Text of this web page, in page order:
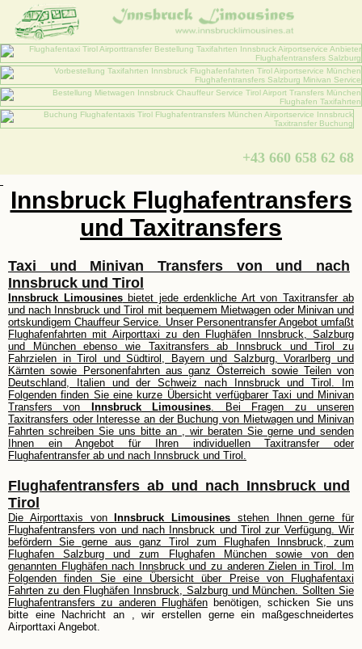
+43 660 658 62 68
Innsbruck Flughafentransfers
und Taxitransfers
Taxi und Minivan Transfers von und nach
Innsbruck und Tirol
Innsbruck Limousinesbietet jede erdenkliche Art von Taxitransfer ab
und nach Innsbruck und Tirol mit bequemem Mietwagen oder Minivan und
ortskundigem Chauffeur Service. Unser Personentransfer Angebot umfaßt
Flughafenfahrten mit Airporttaxi zu den Flughäfen Innsbruck, Salzburg
und München ebenso wie Taxitransfers ab Innsbruck und Tirol zu
Fahrzielen in Tirol und Südtirol, Bayern und Salzburg, Vorarlberg und
Kärnten sowie Personenfahrten aus ganz Österreich sowie Teilen von
Deutschland, Italien und der Schweiz nach Innsbruck und Tirol. Im
Folgenden finden Sie eine kurze Übersicht verfügbarer Taxi und Minivan
Transfers von
Innsbruck Limousines . Bei Fragen zu unseren
Taxitransfers oder Interesse an der Buchung von Mietwagen und Minivan
Fahrten schreiben Sie uns bitte an
, wir beraten Sie gerne und senden
Ihnen ein Angebot für Ihren individuellen Taxitransfer oder
Flughafentransfer ab und nach Innsbruck und Tirol.
Flughafentransfers ab und nach Innsbruck und
Tirol
Die Airporttaxis von Innsbruck Limousines stehen Ihnen gerne für
Flughafentransfers von und nach Innsbruck und Tirol zur Verfügung. Wir
befördern Sie gerne aus ganz Tirol zum Flughafen Innsbruck, zum
Flughafen Salzburg und zum Flughafen München sowie von den
genannten Flughäfen nach Innsbruck und zu anderen Zielen in Tirol. Im
Folgenden finden Sie eine Übersicht über Preise von Flughafentaxi
Fahrten zu den Flughäfen Innsbruck, Salzburg und München. Sollten Sie
Flughafentransfers zu anderen Flughäfenbenötigen, schicken Sie uns
bitte eine Nachricht an
, wir erstellen gerne ein maßgeschneidertes
Airporttaxi Angebot.